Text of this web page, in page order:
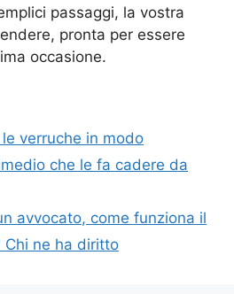
passaggi, la vostra
pronta per essere
occasione.
verruche in modo
che le fa cadere da
avvocato, come funziona il
Chi ne ha diritto